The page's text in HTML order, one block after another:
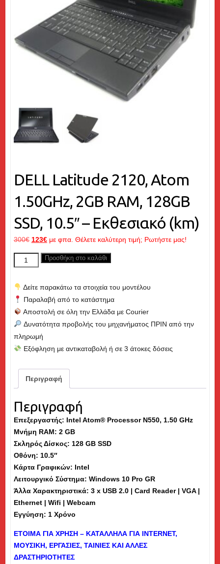
DELL Latitude 2120, Atom
1.50GHz, 2GB RAM, 128GB
SSD, 10.5″ – Εκθεσιακό (km)
300€ Original
was:
123€Η
τιμή
123€.
με φπα. Θέλετε καλύτερη τιμή; Ρωτήστε μας!
DELL
Latitude
2120,
1.50GHz,
2GB
RAM,
128GB
SSD,
Εκθεσιακό
ποσότητα
Προσθήκη στο καλάθι
Δείτε παρακάτω τα στοιχεία του μοντέλου
Παραλαβή από το κατάστημα
Αποστολή σε όλη την Ελλάδα με Courier
Δυνατότητα προβολής του μηχανήματος ΠΡΙΝ από την
πληρωμή
Εξόφληση με αντικαταβολή ή σε 3 άτοκες δόσεις
Περιγραφή
Περιγραφή
Επεξεργαστής: Intel Atom® Processor N550, 1.50 GHz
Μνήμη RAM: 2 GB
Σκληρός Δίσκος: 128 GB SSD
Οθόνη: 10.5″
Κάρτα Γραφικών: Intel
Λειτουργικό Σύστημα: Windows 10 Pro GR
Άλλα Χαρακτηριστικά: 3 x USB 2.0 | Card Reader | VGA |
Ethernet | Wifi | Webcam
Εγγύηση: 1 Χρόνο
ΕΤΟΙΜΑ ΓΙΑ ΧΡΗΣΗ – ΚΑΤΑΛΛΗΛΑ ΓΙΑ INTERNET,
ΜΟΥΣΙΚΗ, ΕΡΓΑΣΙΕΣ, ΤΑΙΝΙΕΣ ΚΑΙ ΑΛΛΕΣ
ΔΡΑΣΤΗΡΙΟΤΗΤΕΣ